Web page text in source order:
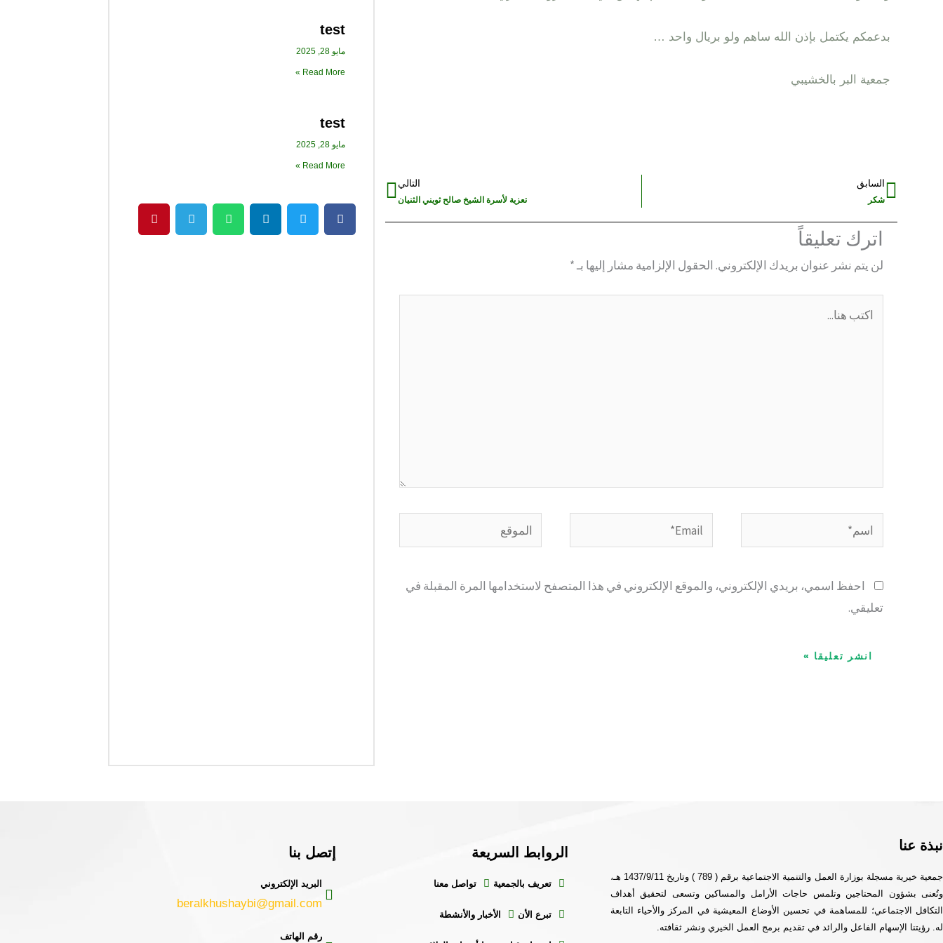
بدعمكم يكتمل بإذن الله ‏ساهم ولو بريال واحد … ‏⁧‫
جمعية البر بالخشيبي
Prev
السابق
شكر
التالي
تعزية لأسرة الشيخ صالح ثويني الثنيانNext
اترك تعليقاً
لن يتم نشر عنوان بريدك الإلكتروني. الحقول الإلزامية مشار إليها بـ*
اسم* Email* الموقع
احفظ اسمي، بريدي الإلكتروني، والموقع الإلكتروني في هذا المتصفح لاستخدامها المرة المقبلة في
تعليقي.
test
مايو 28, 2025
Read More »
test
مايو 28, 2025
Read More »
نبذة عنا
جمعية خيرية مسجلة بوزارة العمل والتنمية الاجتماعية برقم ( 789 ) وتاريخ 1437/9/11 هـ،
وتُعنى بشؤون المحتاجين وتلمس حاجات الأرامل والمساكين وتسعى لتحقيق أهداف
التكافل الاجتماعي؛ للمساهمة في تحسين الأوضاع المعيشية في المركز والأحياء التابعة
له. رؤيتنا الإسهام الفاعل والرائد في تقديم برمج العمل الخيري ونشر ثقافته.
الروابط السريعة
تعريف بالجمعية تواصل معنا
تبرع الأن الأخبار والأنشطة
إتصل بنا
البريد الإلكتروني
beralkhushaybi@gmail.com
رقم الهاتف